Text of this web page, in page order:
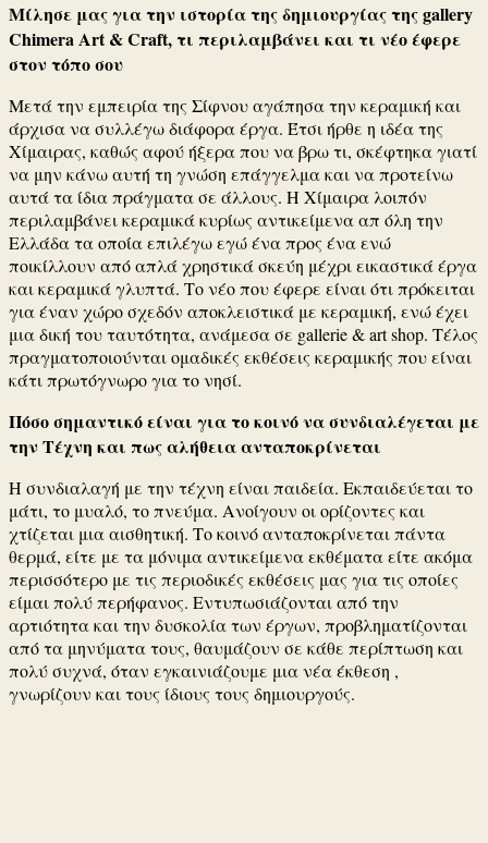
Mίλησε μας για την ιστορία της δημιουργίας της gallery
Chimera Art & Craft, τι περιλαμβάνει και τι νέο έφερε
στον τόπο σου
Μετά την εμπειρία της Σίφνου αγάπησα την κεραμική και
άρχισα να συλλέγω διάφορα έργα. Έτσι ήρθε η ιδέα της
Χίμαιρας, καθώς αφού ήξερα που να βρω τι, σκέφτηκα γιατί
να μην κάνω αυτή τη γνώση επάγγελμα και να προτείνω
αυτά τα ίδια πράγματα σε άλλους. Η Χίμαιρα λοιπόν
περιλαμβάνει κεραμικά κυρίως αντικείμενα απ όλη την
Ελλάδα τα οποία επιλέγω εγώ ένα προς ένα ενώ
ποικίλλουν από απλά χρηστικά σκεύη μέχρι εικαστικά έργα
και κεραμικά γλυπτά. Το νέο που έφερε είναι ότι πρόκειται
για έναν χώρο σχεδόν αποκλειστικά με κεραμική, ενώ έχει
μια δική του ταυτότητα, ανάμεσα σε gallerie & art shop. Τέλος
πραγματοποιούνται ομαδικές εκθέσεις κεραμικής που είναι
κάτι πρωτόγνωρο για το νησί.
Πόσο σημαντικό είναι για το κοινό να συνδιαλέγεται με
την Τέχνη και πως αλήθεια ανταποκρίνεται
Η συνδιαλαγή με την τέχνη είναι παιδεία. Εκπαιδεύεται το
μάτι, το μυαλό, το πνεύμα. Ανοίγουν οι ορίζοντες και
χτίζεται μια αισθητική. Το κοινό ανταποκρίνεται πάντα
θερμά, είτε με τα μόνιμα αντικείμενα εκθέματα είτε ακόμα
περισσότερο με τις περιοδικές εκθέσεις μας για τις οποίες
είμαι πολύ περήφανος. Εντυπωσιάζονται από την
αρτιότητα και την δυσκολία των έργων, προβληματίζονται
από τα μηνύματα τους, θαυμάζουν σε κάθε περίπτωση και
πολύ συχνά, όταν εγκαινιάζουμε μια νέα έκθεση ,
γνωρίζουν και τους ίδιους τους δημιουργούς.